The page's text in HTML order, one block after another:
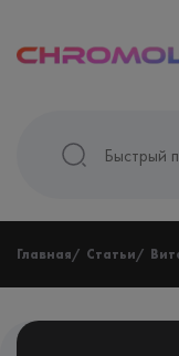
Главная Статьи